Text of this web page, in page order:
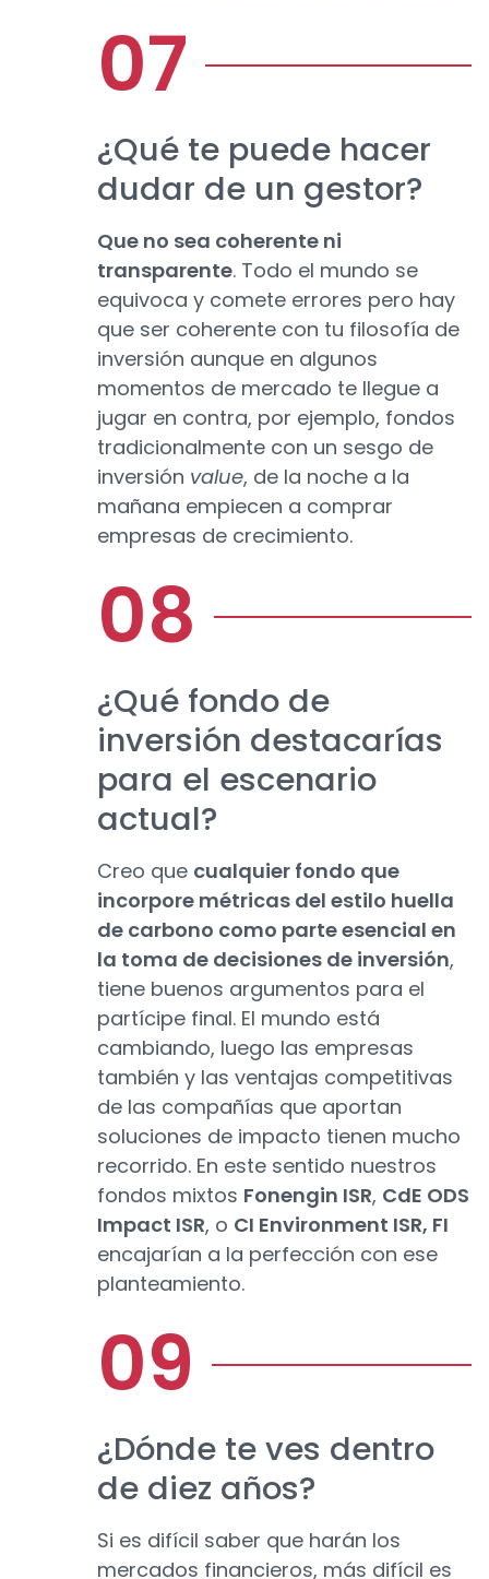
¿Qué te puede hacer
dudar de un gestor?
Que no sea coherente ni
transparente. Todo el mundo se
equivoca y comete errores pero hay
que ser coherente con tu filosofía de
inversión aunque en algunos
momentos de mercado te llegue a
jugar en contra, por ejemplo, fondos
tradicionalmente con un sesgo de
inversión value, de la noche a la
mañana empiecen a comprar
empresas de crecimiento.
¿Qué fondo de
inversión destacarías
para el escenario
actual?
Creo que cualquier fondo que
incorpore métricas del estilo huella
de carbono como parte esencial en
la toma de decisiones de inversión,
tiene buenos argumentos para el
partícipe final. El mundo está
cambiando, luego las empresas
también y las ventajas competitivas
de las compañías que aportan
soluciones de impacto tienen mucho
recorrido. En este sentido nuestros
fondos mixtos Fonengin ISR, CdE ODS
Impact ISR, o CI Environment ISR, FI
encajarían a la perfección con ese
planteamiento.
¿Dónde te ves dentro
de diez años?
Si es difícil saber que harán los
mercados financieros, más difícil es